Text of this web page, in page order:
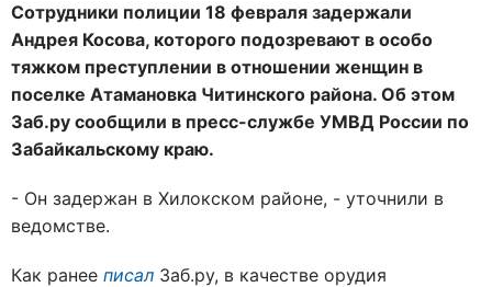
Сотрудники полиции 18 февраля задержали
Андрея Косова, которого подозревают в особо
тяжком преступлении в отношении женщин в
поселке Атамановка Читинского района. Об этом
Заб.ру сообщили в пресс-службе УМВД России по
Забайкальскому краю.
- Он задержан в Хилокском районе, - уточнили в
ведомстве.
Как ранее писал Заб.ру, в качестве орудия